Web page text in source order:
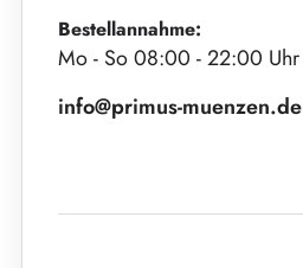
Bestellannahme:
Mo - So 08:00 - 22:00 Uhr
info@primus-muenzen.de